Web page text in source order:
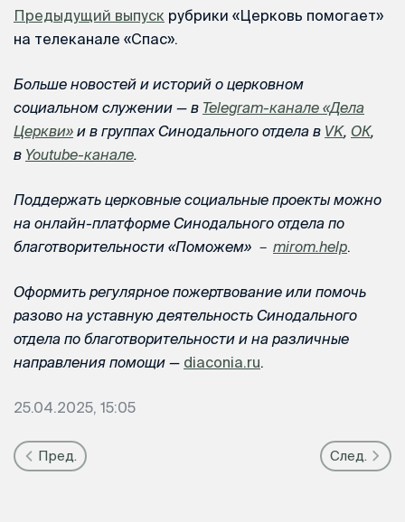
Предыдущий выпуск рубрики «Церковь помогает»
на телеканале «Спас».
Больше новостей и историй о церковном
социальном служении — в Telegram-канале «Дела
Церкви» и в группах Синодального отдела в VK, ОК,
в Youtube-канале.
Поддержать церковные социальные проекты можно
на онлайн-платформе Синодального отдела по
благотворительности «Поможем» － mirom.help.
Оформить регулярное пожертвование или помочь
разово на уставную деятельность Синодального
отдела по благотворительности и на различные
направления помощи — diaconia.ru.
25.04.2025, 15:05
Пред. След.